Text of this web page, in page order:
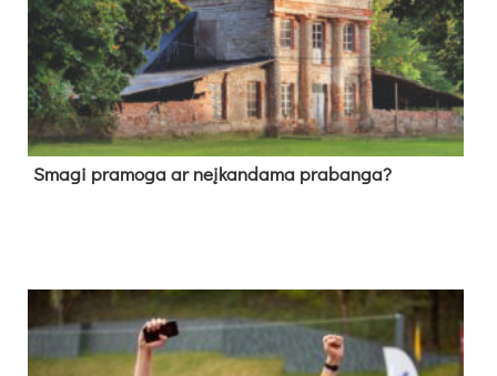
Sma­gi pra­mo­ga ar neį­kan­da­ma pra­ban­ga?